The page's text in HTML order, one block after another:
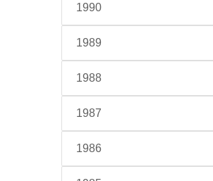
1990
1989
1988
1987
1986